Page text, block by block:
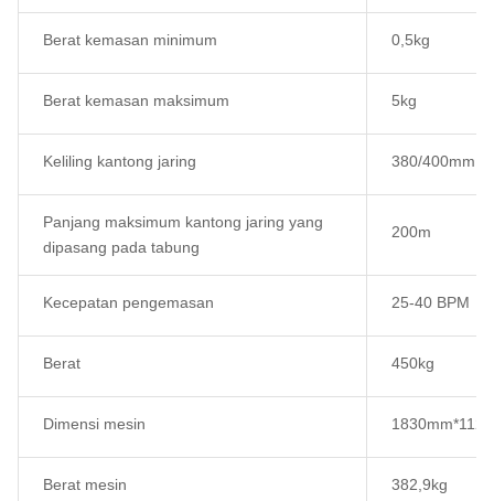
Berat kemasan minimum 0,5kg
Berat kemasan maksimum 5kg
Keliling kantong jaring 380/400mm
Panjang maksimum kantong jaring yang
dipasang pada tabung
200m
Kecepatan pengemasan 25-40 BPM
Berat 450kg
Dimensi mesin
Berat mesin 382,9kg